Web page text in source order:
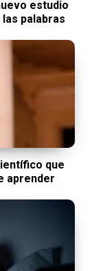
estudio
palabras
que
aprender